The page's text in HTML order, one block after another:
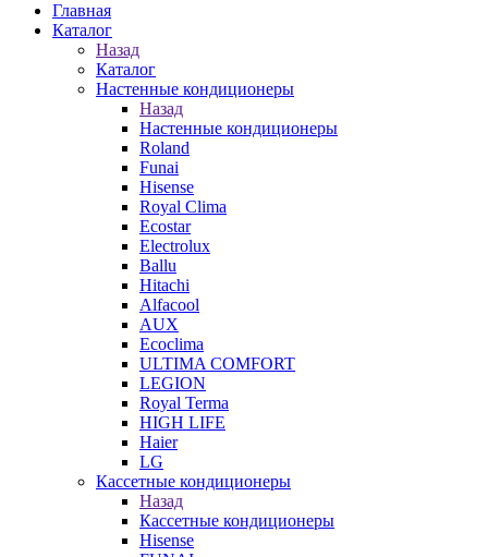
Главная
Каталог
Назад
Каталог
Настенные кондиционеры
Назад
Настенные кондиционеры
Roland
Funai
Hisense
Royal Clima
Ecostar
Electrolux
Ballu
Hitachi
Alfacool
AUX
Ecoclima
ULTIMA COMFORT
LEGION
Royal Terma
HIGH LIFE
Haier
LG
Кассетные кондиционеры
Назад
Кассетные кондиционеры
Hisense